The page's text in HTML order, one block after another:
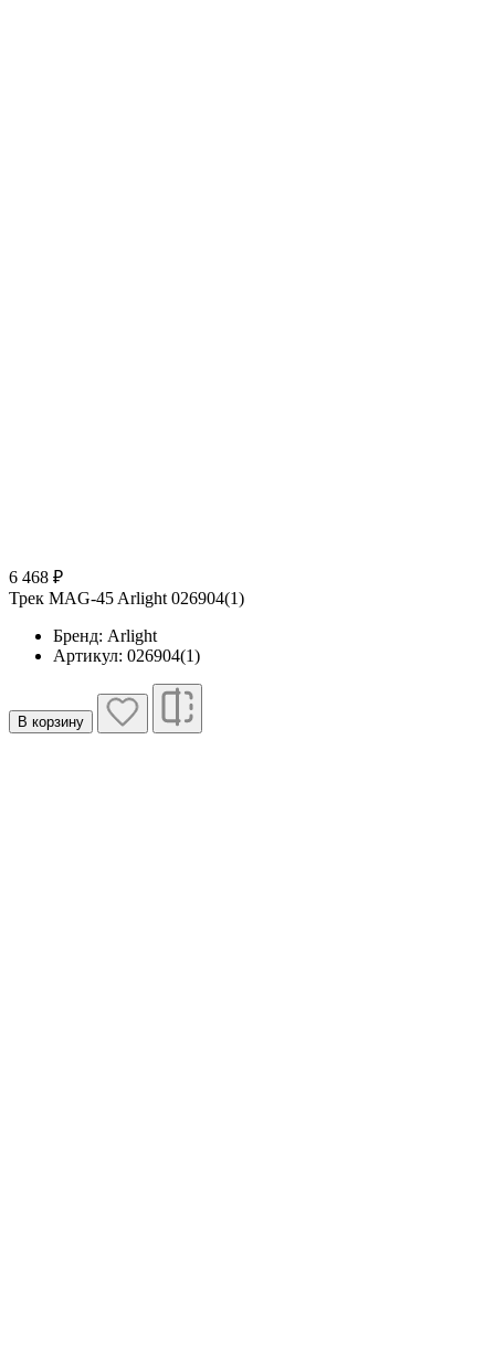
6 468 ₽
Трек MAG-45 Arlight 026904(1)
Бренд: Arlight
Артикул: 026904(1)
В корзину